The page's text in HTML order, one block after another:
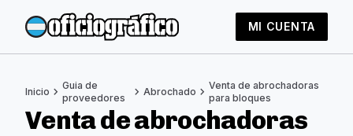
MI CUENTA
Inicio chevron_right Guia de
proveedores
chevron_rightAbrochado chevron_rightVenta de abrochadoras
para bloques
Venta de abrochadoras